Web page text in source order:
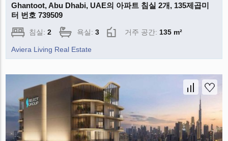
Ghantoot, Abu Dhabi, UAE의 아파트 침실 2개, 135제곱미
터 번호 739509
침실:2 욕실:3 거주 공간: 135 m²
Aviera Living Real Estate